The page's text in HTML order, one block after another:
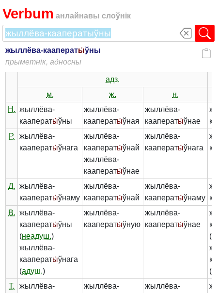
Verbum анлайнавы слоўнік
жыллёва-кааператы́ўны
прыметнік, адносны
адз.
м.
ж.
н.
Н. жыллёва-
кааператы́ўны
жыллёва-
кааператы́ўная
жыллёва-
кааператы́ўнае
Р.
жыллёва-
кааператы́ўнага
жыллёва-
кааператы́ўнай
жыллёва-
кааператы́ўнае
жыллёва-
кааператы́ўнага
Д. жыллёва-
кааператы́ўнаму
жыллёва-
кааператы́ўнай
жыллёва-
кааператы́ўнаму
В. жыллёва-
кааператы́ўны
(неадуш.)
жыллёва-
кааператы́ўнага
(адуш.)
жыллёва-
кааператы́ўную
жыллёва-
кааператы́ўнае
(
(
Т.
жыллёва-
жыллёва-
жыллёва-